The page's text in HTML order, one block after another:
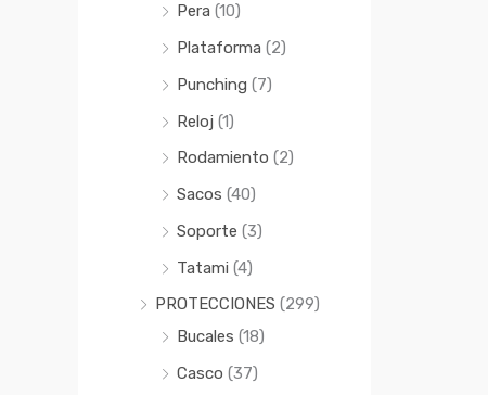
Pera (10)
Plataforma (2)
Punching (7)
Reloj (1)
Rodamiento (2)
Sacos (40)
Soporte (3)
Tatami (4)
PROTECCIONES (299)
Bucales (18)
Casco (37)